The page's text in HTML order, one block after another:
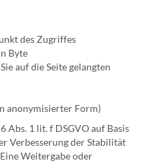
des Zugriffes
Byte
auf die Seite gelangten
anonymisierter Form)
Abs. 1 lit. f DSGVO auf Basis
Verbesserung der Stabilität
Weitergabe oder